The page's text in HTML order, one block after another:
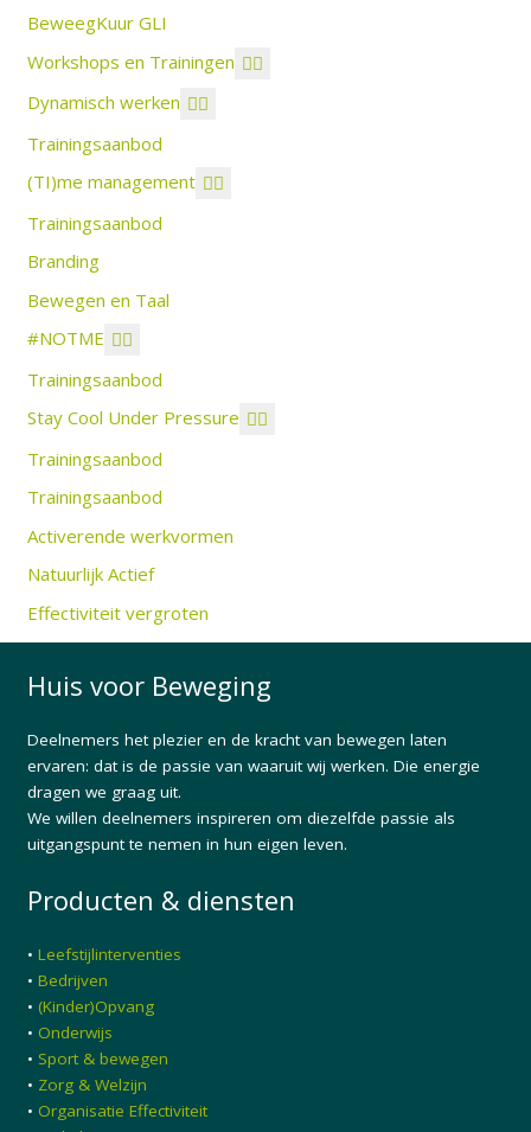
BeweegKuur GLI
Workshops en Trainingen
Dynamisch werken
Trainingsaanbod
(TI)me management
Trainingsaanbod
Branding
Bewegen en Taal
#NOTME
Trainingsaanbod
Stay Cool Under Pressure
Trainingsaanbod
Trainingsaanbod
Activerende werkvormen
Natuurlijk Actief
Effectiviteit vergroten
Huis voor Beweging
Deelnemers het plezier en de kracht van bewegen laten
ervaren: dat is de passie van waaruit wij werken. Die energie
dragen we graag uit.
We willen deelnemers inspireren om diezelfde passie als
uitgangspunt te nemen in hun eigen leven.
Producten & diensten
• Leefstijlinterventies
• Bedrijven
• (Kinder)Opvang
• Onderwijs
• Sport & bewegen
• Zorg & Welzijn
• Organisatie Effectiviteit